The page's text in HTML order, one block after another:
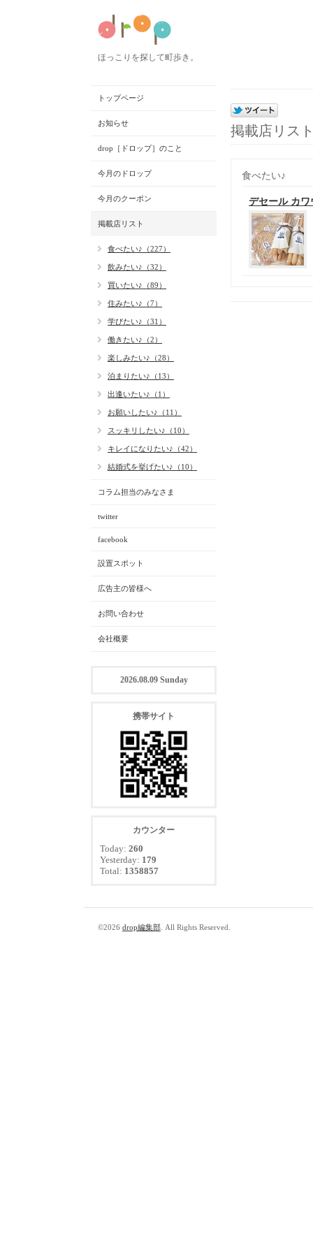
ほっこりを探して町歩き。
掲載店リス
食べたい♪
デセール カワ
トップページ
お知らせ
drop［ドロップ］のこと
今月のドロップ
今月のクーポン
掲載店リスト
食べたい♪（227）
飲みたい♪（32）
買いたい♪（89）
住みたい♪（7）
学びたい♪（31）
働きたい♪（2）
楽しみたい♪（28）
泊まりたい♪（13）
出逢いたい♪（1）
お願いしたい♪（11）
スッキリしたい♪（10）
キレイになりたい♪（42）
結婚式を挙げたい♪（10）
コラム担当のみなさま
twitter
facebook
設置スポット
広告主の皆様へ
お問い合わせ
会社概要
2026.08.09 Sunday
携帯サイト
カウンター
Today: 260
Yesterday: 179
Total: 1358857
©2026 drop編集部 . All Rights Reserved.